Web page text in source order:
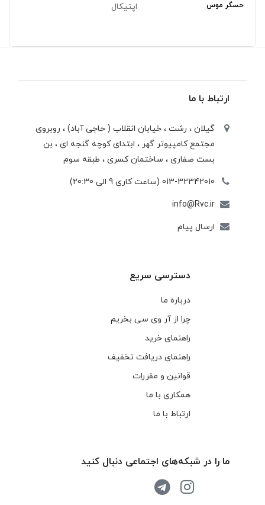
حسگر موس اپتیکال
ارتباط با ما
گیلان ، رشت ، خيابان انقلاب ( حاجی آباد) ، روبروی
مجتمع كامپيوتر گهر ، ابتدای كوچه گنجه ای ، بن
بست صفاری ، ساختمان كسری ، طبقه سوم
013-32342010 (ساعت کاری 9 الی 20:30)
info@Rvc.ir
ارسال پیام
دسترسی سریع
درباره ما
چرا از آر وی سی بخریم
راهنمای خرید
راهنمای دریافت تخفیف
قوانین و مقررات
همکاری با ما
ارتباط با ما
ما را در شبکه‌های اجتماعی دنبال کنید